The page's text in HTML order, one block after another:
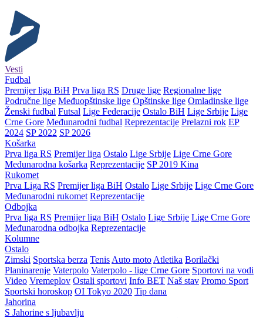
Vesti
Fudbal
Premijer liga BiH Prva liga RS Druge lige Regionalne lige
Područne lige Međuopštinske lige Opštinske lige Omladinske lige
Ženski fudbal Futsal Lige Federacije Ostalo BiH Lige Srbije Lige
Crne Gore Međunarodni fudbal Reprezentacije Prelazni rok EP
2024 SP 2022 SP 2026
Košarka
Prva liga RS Premijer liga Ostalo Lige Srbije Lige Crne Gore
Međunarodna košarka Reprezentacije SP 2019 Kina
Rukomet
Prva Liga RS Premijer liga BiH Ostalo Lige Srbije Lige Crne Gore
Međunarodni rukomet Reprezentacije
Odbojka
Prva liga RS Premijer liga BiH Ostalo Lige Srbije Lige Crne Gore
Međunarodna odbojka Reprezentacije
Kolumne
Ostalo
Zimski Sportska berza Tenis Auto moto Atletika Borilački
Planinarenje Vaterpolo Vaterpolo - lige Crne Gore Sportovi na vodi
Video Vremeplov Ostali sportovi Info BET Naš stav Promo Sport
Sportski horoskop OI Tokyo 2020 Tip dana
Jahorina
S Jahorine s ljubavlju